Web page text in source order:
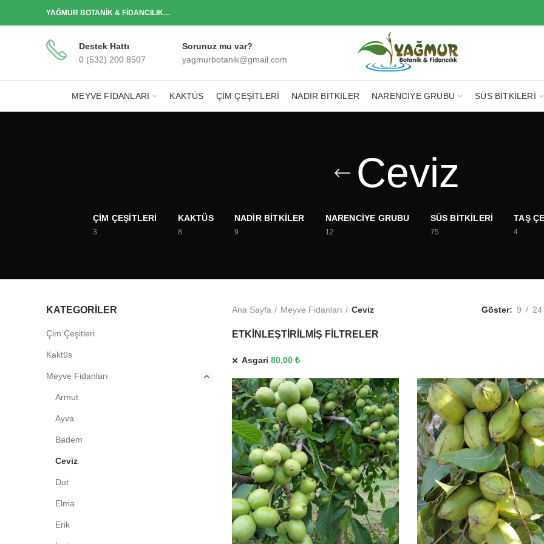
YAĞMUR BOTANİK & FİDANCILIK…
Destek Hattı
0 (532) 200 8507
Sorunuz mu var?
yagmurbotanik@gmail.com
MEYVE FIDANLARI KAKTÜS ÇIM ÇEŞITLERI NADIR BITKILER NARENCIYE GRUBU SÜS BITKILERI
Ceviz
ÇIM ÇEŞITLERI
3
KAKTÜS
8
NADIR BITKILER
9
NARENCIYE GRUBU
12
SÜS BITKILERI
75
TAŞ
4
Ana Sayfa Meyve Fidanları Ceviz Göster 9 24
ETKINLEŞTIRILMIŞ FILTRELER
Asgari 80,00 ₺
KATEGORILER
Çim Çeşitleri
Kaktüs
Meyve Fidanları
Armut
Ayva
Badem
Ceviz
Dut
Elma
Erik